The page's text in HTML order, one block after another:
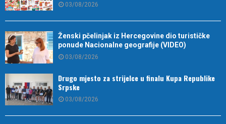
03/08/2026
Ženski pčelinjak iz Hercegovine dio turističke
ponude Nacionalne geografije (VIDEO)
03/08/2026
Drugo mjesto za strijelce u finalu Kupa Republike
Srpske
03/08/2026